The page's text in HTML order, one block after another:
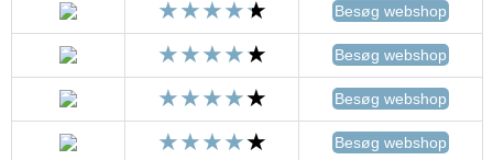
Besøg webshop
Besøg webshop
Besøg webshop
Besøg webshop